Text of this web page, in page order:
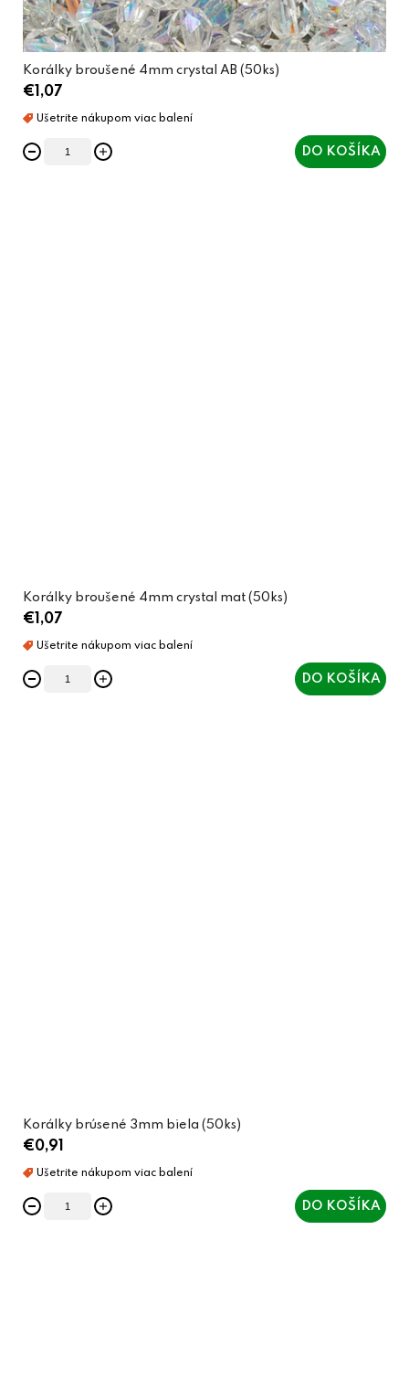
Korálky broušené 4mm crystal AB (50ks)
€1,07
DO KOŠÍKA
Korálky broušené 4mm crystal mat (50ks)
€1,07
DO KOŠÍKA
Korálky brúsené 3mm biela (50ks)
€0,91
DO KOŠÍKA